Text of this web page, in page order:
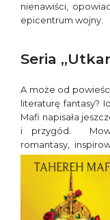
nienawiści,
epicentrum wojny.
Seria
A może od
literaturę fantasy?
Mafi napisała
i przygód.
romantasy,